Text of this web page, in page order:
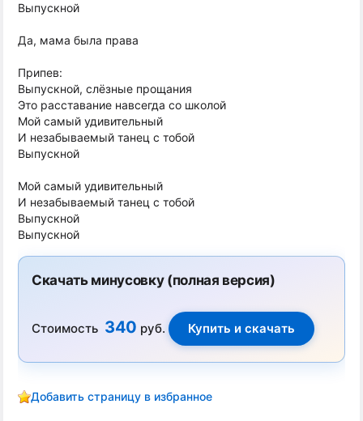
Выпускной
Да, мама была права
Припев:
Выпускной, слёзные прощания
Это расставание навсегда со школой
Мой самый удивительный
И незабываемый танец с тобой
Выпускной
Мой самый удивительный
И незабываемый танец с тобой
Выпускной
Выпускной
Скачать минусовку (полная версия)
Стоимость 340 руб.
Добавить страницу в избранное